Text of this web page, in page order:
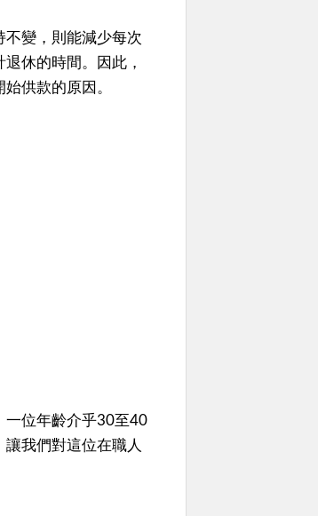
變，則能減少每次
休的時間。因此，
供款的原因。
一位年齡介乎30至40
我們對這位在職人